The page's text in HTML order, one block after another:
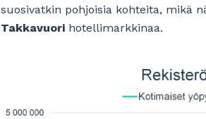
suosivatkin pohjoisia kohteita, mikä
Takkavuori hotellimarkkinaa.